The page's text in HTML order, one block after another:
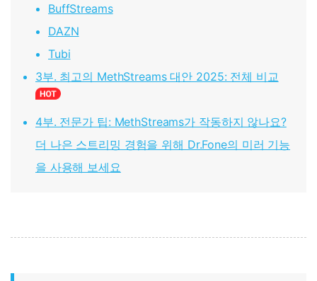
BuffStreams
DAZN
Tubi
3부. 최고의 MethStreams 대안 2025: 전체 비교
4부. 전문가 팁: MethStreams가 작동하지 않나요?
더 나은 스트리밍 경험을 위해 Dr.Fone의 미러 기능
을 사용해 보세요